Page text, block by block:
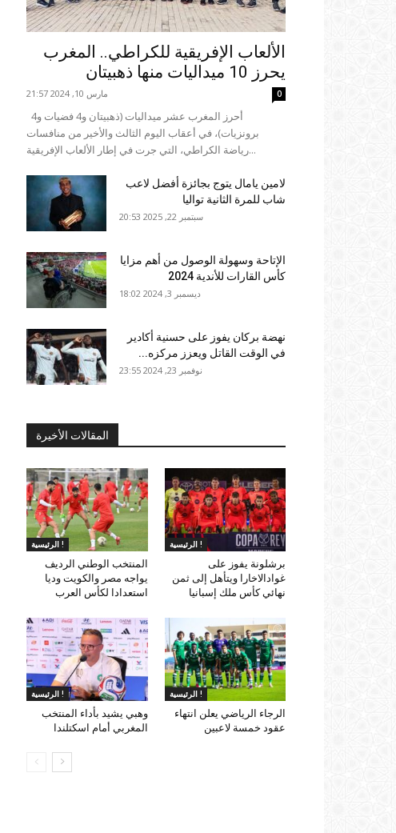
الألعاب الإفريقية للكراطي.. المغرب
يحرز 10 ميداليات منها ذهبيتان
مارس 10, 2024 21:57 0
برونزيات)، في أعقاب اليوم الثالث والأخير من منافسات
رياضة الكراطي، التي جرت في إطار الألعاب الإفريقية...
لامين يامال يتوج بجائزة أفضل لاعب
شاب للمرة الثانية تواليا
سبتمبر 22, 2025 20:53
الإتاحة وسهولة الوصول من أهم مزايا
كأس القارات للأندية 2024
ديسمبر 3, 2024 18:02
نهضة بركان يفوز على حسنية أكادير
في الوقت القاتل ويعزز مركزه...
نوفمبر 23, 2024 23:55
المقالات الأخيرة
الرئيسية !
المنتخب الوطني الرديف
يواجه مصر والكويت وديا
استعدادا لكأس العرب
الرئيسية !
برشلونة يفوز على
غوادالاخارا ويتأهل إلى ثمن
نهائي كأس ملك إسبانيا
الرئيسية !
وهبي يشيد بأداء المنتخب
المغربي أمام اسكتلندا
الرئيسية !
الرجاء الرياضي يعلن انتهاء
عقود خمسة لاعبين